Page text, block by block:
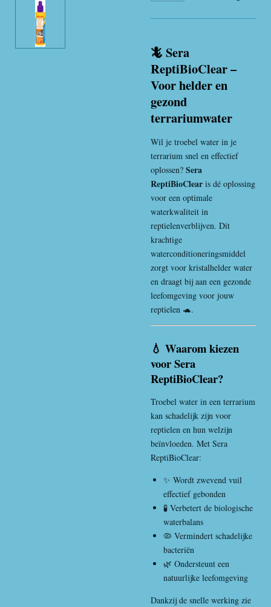
🦎 Sera
ReptiBioClear –
Voor helder en
gezond
terrariumwater
Wil je troebel water in je
terrarium snel en effectief
oplossen? Sera
ReptiBioClear is dé oplossing
voor een optimale
waterkwaliteit in
reptielenverblijven. Dit
krachtige
waterconditioneringsmiddel
zorgt voor kristalhelder water
en draagt bij aan een gezonde
leefomgeving voor jouw
reptielen 🐢.
💧 Waarom kiezen
voor Sera
ReptiBioClear?
Troebel water in een terrarium
kan schadelijk zijn voor
reptielen en hun welzijn
beïnvloeden. Met Sera
ReptiBioClear:
✨ Wordt zwevend vuil
effectief gebonden
🧪 Verbetert de biologische
waterbalans
🦠 Vermindert schadelijke
bacteriën
🌿 Ondersteunt een
natuurlijke leefomgeving
Dankzij de snelle werking zie